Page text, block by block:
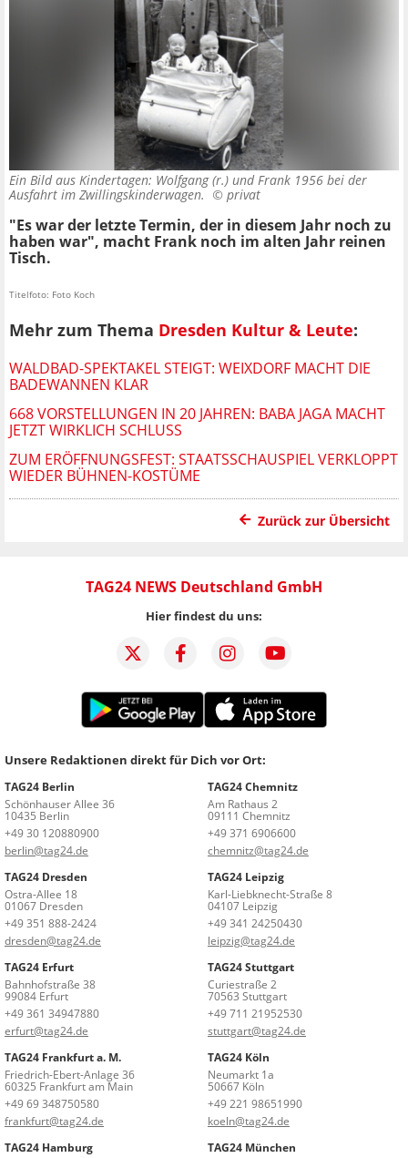
Ein Bild aus Kindertagen: Wolfgang (r.) und Frank 1956 bei der
Ausfahrt im Zwillingskinderwagen. © privat
"Es war der letzte Termin, der in diesem Jahr noch zu
haben war", macht Frank noch im alten Jahr reinen
Tisch.
Titelfoto: Foto Koch
Mehr zum Thema Dresden Kultur & Leute:
WALDBAD-SPEKTAKEL STEIGT: WEIXDORF MACHT DIE
BADEWANNEN KLAR
668 VORSTELLUNGEN IN 20 JAHREN: BABA JAGA MACHT
JETZT WIRKLICH SCHLUSS
ZUM ERÖFFNUNGSFEST: STAATSSCHAUSPIEL VERKLOPPT
WIEDER BÜHNEN-KOSTÜME
Zurück zur Übersicht
TAG24 NEWS Deutschland GmbH
Hier findest du uns:
Unsere Redaktionen direkt für Dich vor Ort:
TAG24 Berlin
Schönhauser Allee 36
10435 Berlin
+49 30 120880900
berlin@tag24.de
TAG24 Chemnitz
Am Rathaus 2
09111 Chemnitz
+49 371 6906600
chemnitz@tag24.de
TAG24 Dresden
Ostra-Allee 18
01067 Dresden
+49 351 888-2424
dresden@tag24.de
TAG24 Leipzig
Karl-Liebknecht-Straße 8
04107 Leipzig
+49 341 24250430
leipzig@tag24.de
TAG24 Erfurt
Bahnhofstraße 38
99084 Erfurt
+49 361 34947880
erfurt@tag24.de
TAG24 Stuttgart
Curiestraße 2
70563 Stuttgart
+49 711 21952530
stuttgart@tag24.de
TAG24 Frankfurt a. M.
Friedrich-Ebert-Anlage 36
60325 Frankfurt am Main
+49 69 348750580
frankfurt@tag24.de
TAG24 Köln
Neumarkt 1a
50667 Köln
+49 221 98651990
koeln@tag24.de
TAG24 Hamburg
TAG24 München